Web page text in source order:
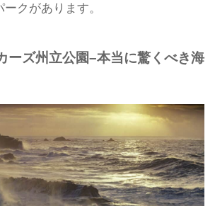
クがあります。
ーズ州立公園–本当に驚くべき海